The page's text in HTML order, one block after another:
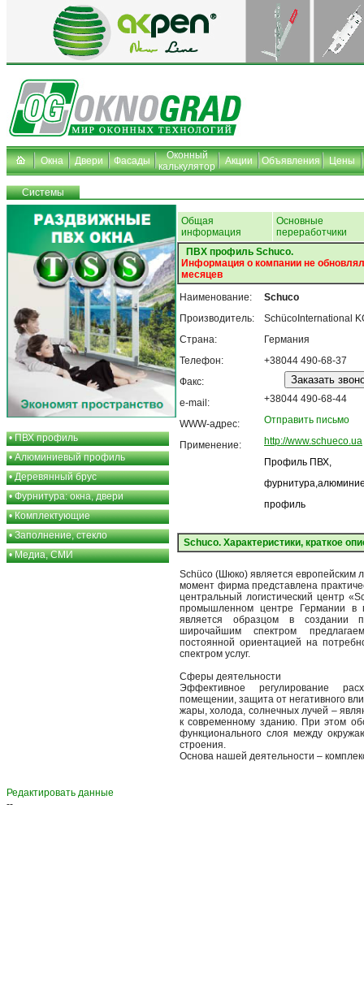
Окна Двери Фасады
Оконный
калькулятор
Акции Объявления Цены
Системы
•ПВХ профиль
•Алюминиевый профиль
•Деревянный брус
•Фурнитура: окна, двери
•Комплектующие
•Заполнение, стекло
•Медиа, СМИ
Общая
информация
Основные
переработчики
ПВХ профиль Schuco.
Информация о компании не
месяцев
Наименование:
Производитель:
Страна:
Телефон:
Факс:
e-mail:
WWW-адрес:
Применение:
Schuco
SchücoInternational
Германия
+38044 490-68-37
+38044 490-68-44
Отправить письмо
http://www.schueco.ua
Профиль ПВХ,
профиль
Schuco. Характеристики, краткое
Schüco (Шюко) является европейским
момент фирма представлена
центральный логистический центр
промышленном центре Германии в
является образцом в создании
широчайшим спектром
постоянной ориентацией на
спектром услуг.
Сферы деятельности
Эффективное регулирование
помещении, защита от негативного
жары, холода, солнечных лучей –
к современному зданию. При этом
функционального слоя между
строения.
Основа нашей деятельности –
Редактировать данные
--